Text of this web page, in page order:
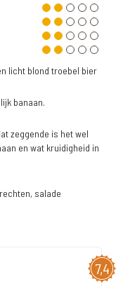
licht blond troebel bier
banaan.
zeggende is het wel
en wat kruidigheid in
salade
7,4